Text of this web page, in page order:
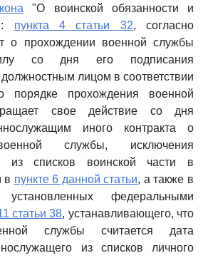
"О воинской обязанности и
пункта 4 статьи 32, согласно
о прохождении военной службы
со дня его подписания
лицом в соответствии
порядке прохождения военной
свое действие со дня
иного контракта о
службы, исключения
из списков воинской части в
в пункте 6 данной статьи, а также в
федеральными
статьи 38, устанавливающего, что
службы считается дата
из списков личного